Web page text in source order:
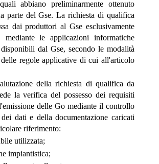
abbiano preliminarmente ottenuto
parte del Gse. La richiesta di qualifica
dai produttori al Gse esclusivamente
mediante le applicazioni informatiche
disponibili dal Gse, secondo le modalità
regole applicative di cui all'articolo
della richiesta di qualifica da
la verifica del possesso dei requisiti
delle Go mediante il controllo
dati e della documentazione caricati
riferimento:
utilizzata;
impiantistica;